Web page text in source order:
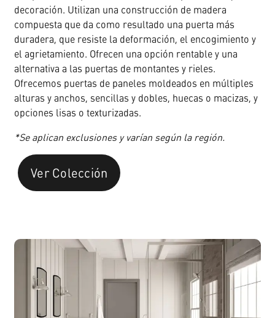
decoración. Utilizan una construcción de madera
compuesta que da como resultado una puerta más
duradera, que resiste la deformación, el encogimiento y
el agrietamiento. Ofrecen una opción rentable y una
alternativa a las puertas de montantes y rieles.
Ofrecemos puertas de paneles moldeados en múltiples
alturas y anchos, sencillas y dobles, huecas o macizas, y
opciones lisas o texturizadas.
*Se aplican exclusiones y varían según la región.
Ver Colección